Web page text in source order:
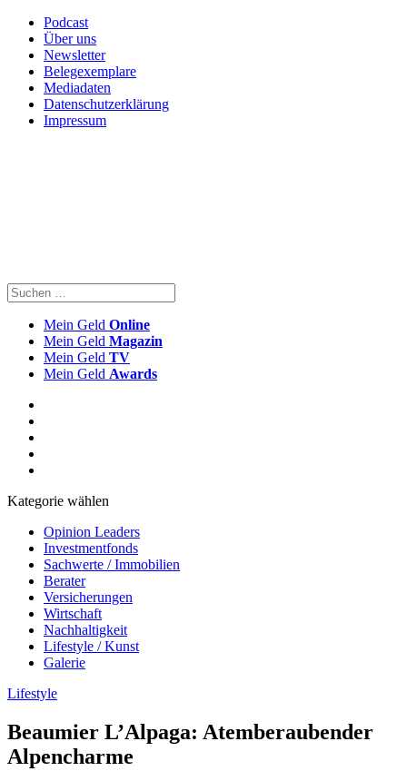
Podcast
Über uns
Newsletter
Belegexemplare
Mediadaten
Datenschutzerklärung
Impressum
Mein Geld Online
Mein Geld Magazin
Mein Geld TV
Mein Geld Awards
Kategorie wählen
Opinion Leaders
Investmentfonds
Sachwerte / Immobilien
Berater
Versicherungen
Wirtschaft
Nachhaltigkeit
Lifestyle / Kunst
Galerie
Lifestyle
Beaumier L’Alpaga: Atemberaubender
Alpencharme